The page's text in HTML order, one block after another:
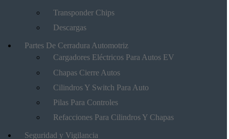
Transponder Chips
Descargas
Partes De Cerradura Automotriz
Cargadores Eléctricos Para Autos EV
Chapas Cierre Autos
Cilindros Y Switch Para Auto
Pilas Para Controles
Refacciones Para Cilindros Y Chapas
Seguridad y Vigilancia